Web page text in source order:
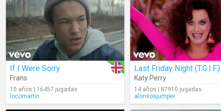
If I Were Sorry
Frans
10 años | 16457 jugadas
locomartin
Last Friday Night (T.G.I.F.)
Katy Perry
14 años | 87910 jugadas
alonsosjumper